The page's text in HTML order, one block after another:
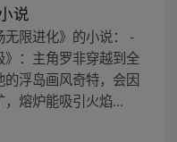
说
限进化》的小说： -
》：主角罗非穿越到全
浮岛画风奇特，会因
熔炉能吸引火焰...